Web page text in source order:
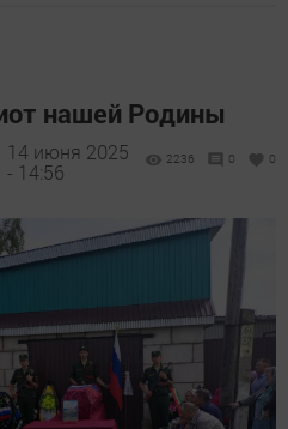
нашей Родины
14 июня 2025
- 14:56
2236 0 0